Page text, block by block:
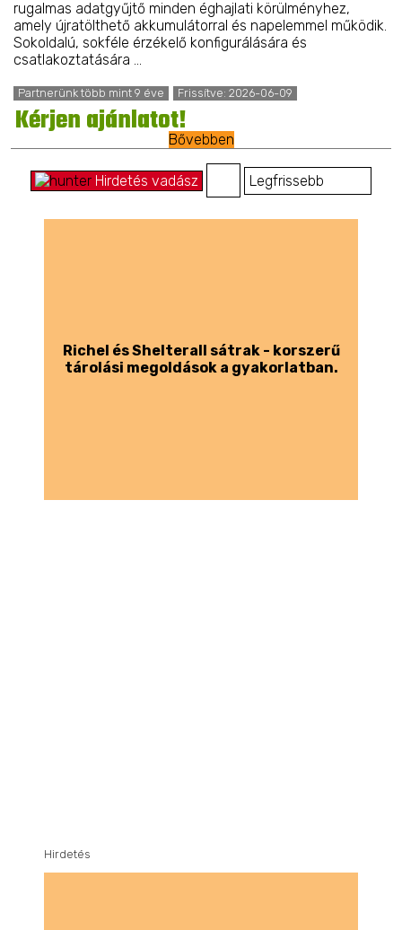
rugalmas adatgyűjtő minden éghajlati körülményhez,
amely újratölthető akkumulátorral és napelemmel működik.
Sokoldalú, sokféle érzékelő konfigurálására és
csatlakoztatására ...
Partnerünk több mint 9 éve Frissítve: 2026-06-09
Kérjen ajánlatot!Bővebben
Hirdetés vadász
Richel és Shelterall sátrak - korszerű
tárolási megoldások a gyakorlatban.
Hirdetés